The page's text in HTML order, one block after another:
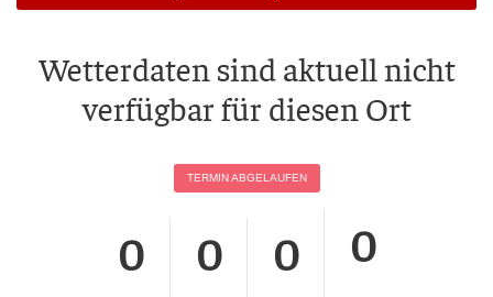
Wet­ter­da­ten sind aktu­ell nicht
ver­füg­bar für die­sen Ort
TER­MIN ABGELAUFEN
0 0 0 0